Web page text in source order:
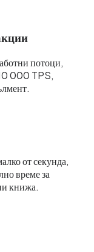
потоци,
000 TPS,
от секунда,
време за
книжа.